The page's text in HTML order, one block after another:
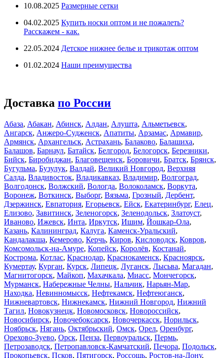
10.08.2025 Размерные сетки
04.02.2025 Купить носки оптом и не пожалеть?
Расскажем - как.
22.05.2024 Детское нижнее белье и трикотаж оптом
01.02.2024 Наши преимущества
Доставка по России
Абаза, Абакан, Абинск, Алдан, Алушта, Альметьевск,
Ангарск, Анжеро-Судженск, Апатиты, Арзамас, Армавир,
Армянск, Архангельск, Астрахань, Балаково, Балашиха,
Балашов, Барнаул, Батайск, Белгород, Белогорск, Березники,
Бийск, Биробиджан, Благовещенск, Боровичи, Братск, Брянск,
Бугульма, Бузулук, Валдай, Великий Новгород, Верхняя
Салда, Владивосток, Владикавказ, Владимир, Волгоград,
Волгодонск, Волжский, Вологда, Волоколамск, Воркута,
Воронеж, Воткинск, Выборг, Вязьма, Грозный, Дербент,
Дзержинск, Евпатория, Егорьевск, Ейск, Екатеринбург, Елец,
Елизово, Завитинск, Зеленогорск, Зеленодольск, Златоуст,
Иваново, Ижевск, Инта, Иркутск, Ишим, Йошкар-Ола,
Казань, Калининград, Калуга, Каменск-Уральский,
Кандалакша, Кемерово, Керчь, Киров, Кисловодск, Ковров,
Комсомольск-на-Амуре, Копейск, Королёв, Костанай,
Кострома, Котлас, Краснодар, Краснокаменск, Красноярск,
Кумертау, Курган, Курск, Липецк, Луганск, Лысьва, Магадан,
Магнитогорск, Майкоп, Махачкала, Миасс, Мончегорск,
Мурманск, Набережные Челны, Нальчик, Нарьян-Мар,
Находка, Невинномысск, Нефтекамск, Нефтеюганск,
Нижневартовск, Нижнекамск, Нижний Новгород, Нижний
Тагил, Новокузнецк, Новомосковск, Новороссийск,
Новосибирск, Новочебоксарск, Новочеркасск, Норильск,
Ноябрьск, Нягань, Октябрьский, Омск, Орел, Оренбург,
Орехово-Зуево, Орск, Пенза, Первоуральск, Пермь,
Петрозаводск, Петропавловск-Камчатский, Печора, Подольск,
Прокопьевск, Псков, Пятигорск, Россошь, Ростов-на-Дону,